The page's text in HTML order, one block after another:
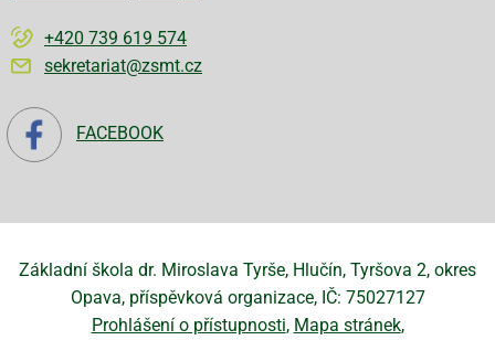
+420 739 619 574
sekretariat@zsmt.cz
FACEBOOK
Základní škola dr. Miroslava Tyrše, Hlučín, Tyršova 2, okres
Opava, příspěvková organizace, IČ: 75027127
Prohlášení o přístupnosti Mapa stránek